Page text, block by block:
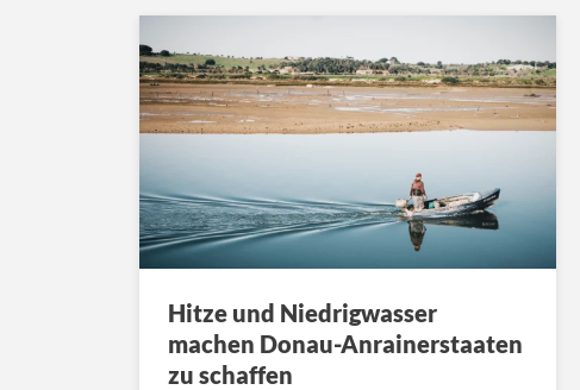
Hitze und Niedrigwasser
machen Donau-Anrainerstaaten
zu schaffen